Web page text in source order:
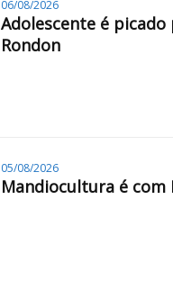
06/08/2026
Adolescente é
Rondon
05/08/2026
Mandiocultura é com